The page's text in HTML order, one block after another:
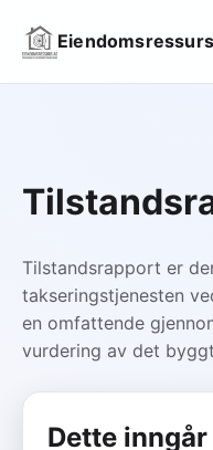
Tilstandsrapport er
takseringstjenesten
en omfattende
vurdering av det
Dette inngår